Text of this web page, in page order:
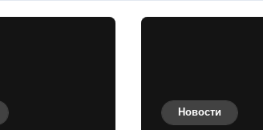
Новости